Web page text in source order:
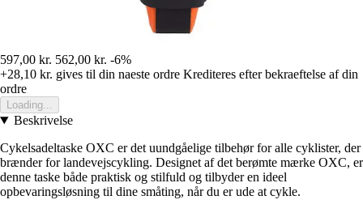
597,00 kr. 562,00 kr. -6%
+28,10 kr. gives til din naeste ordre Krediteres efter bekraeftelse af din
ordre
Loading...
Beskrivelse
Cykelsadeltaske OXC er det uundgåelige tilbehør for alle cyklister, der
brænder for landevejscykling. Designet af det berømte mærke OXC, er
denne taske både praktisk og stilfuld og tilbyder en ideel
opbevaringsløsning til dine småting, når du er ude at cykle.